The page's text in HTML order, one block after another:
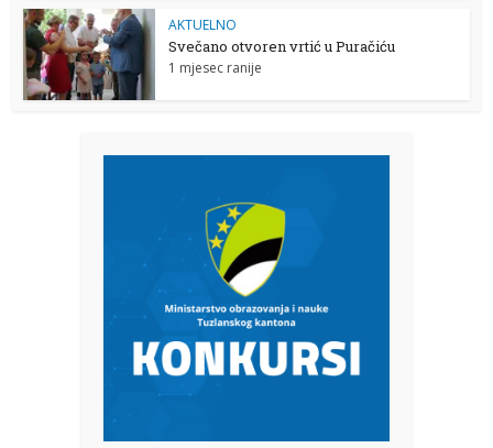
AKTUELNO
Svečano otvoren vrtić u Puračiću
1 mjesec ranije